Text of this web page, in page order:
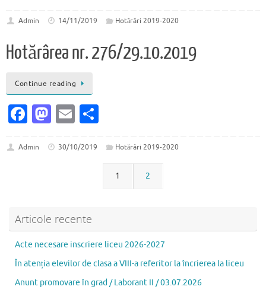
e
b
o
o
k
to
d
o
n
ai
l
ta
je
az
Admin 14/11/2019 Hotărâri 2019-2020
Hotărârea nr. 276/29.10.2019
Continue reading
Fa
e
k
M
to
E
ai ta
Admin 30/10/2019 Hotărâri 2019-2020
1 2
Articole recente
Acte necesare inscriere liceu 2026-2027
În atenția elevilor de clasa a VIII-a referitor la încrierea la liceu
Anunt promovare în grad / Laborant II / 03.07.2026